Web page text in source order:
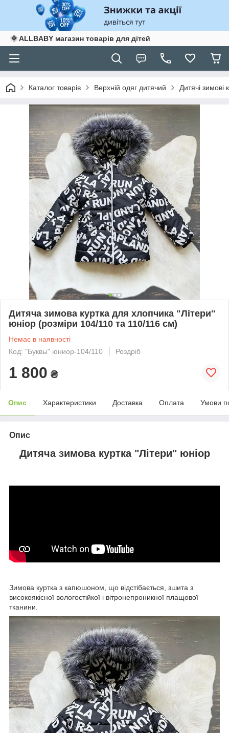
🌞 ALLBABY магазин товарів для дітей
Каталог товарів Верхній одяг дитячий Дитячі зимові
Дитяча зимова куртка для хлопчика "Літери"
юніор (розміри 104/110 та 110/116 см)
Немає в наявності
Код: "Буквы" юниор-104/110
Роздріб
1 800 ₴
Опис Характеристики Доставка Оплата Умови
Опис
Дитяча зимова куртка "Літери" юніор
Зимова куртка з капюшоном, що відстібається, зшита з
високоякісної вологостійкої і вітронепроникної плащової
тканини.